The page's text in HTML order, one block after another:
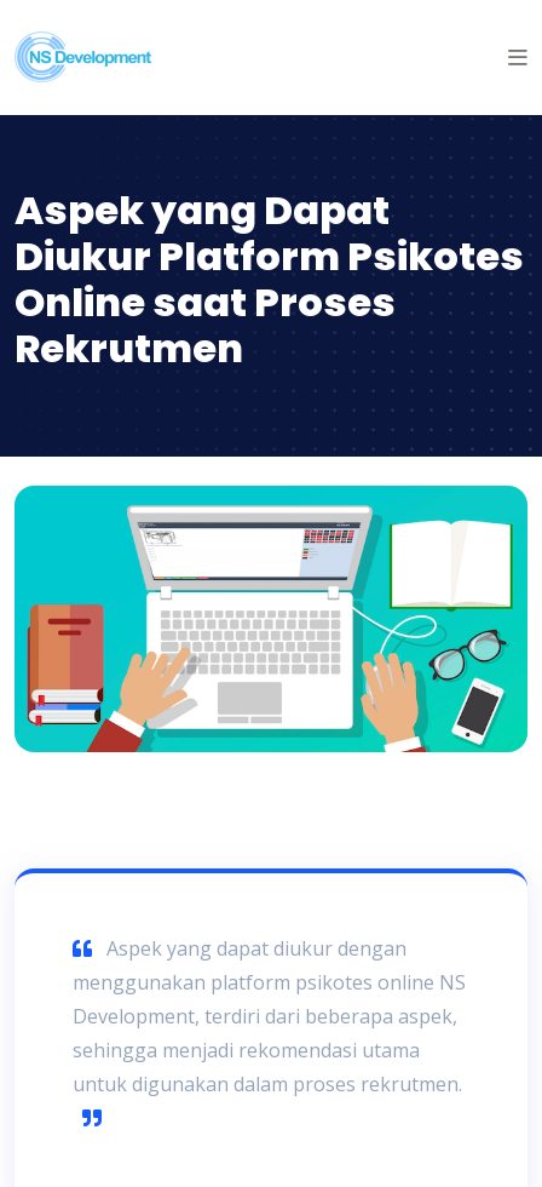
Aspek yang Dapat
Diukur Platform Psikotes
Online saat Proses
Rekrutmen
Aspek yang dapat diukur dengan
menggunakan platform psikotes online NS
Development, terdiri dari beberapa aspek,
sehingga menjadi rekomendasi utama
untuk digunakan dalam proses rekrutmen.